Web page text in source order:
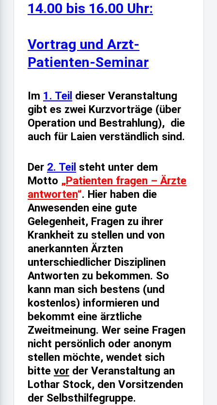
14.00 bis 16.00 Uhr:
Vortrag und Arzt-
Patienten-Seminar
Im 1. Teil dieser Veranstaltung
gibt es zwei Kurzvorträge (über
Operation und Bestrahlung), die
auch für Laien verständlich sind.
Der 2. Teil steht unter dem
Motto „Patienten fragen – Ärzte
antworten“. Hier haben die
Anwesenden eine gute
Gelegenheit, Fragen zu ihrer
Krankheit zu stellen und von
anerkannten Ärzten
unterschiedlicher Disziplinen
Antworten zu bekommen. So
kann man sich bestens (und
kostenlos) informieren und
bekommt eine ärztliche
Zweitmeinung. Wer seine Fragen
nicht persönlich oder anonym
stellen möchte, wendet sich
bitte vor der Veranstaltung an
Lothar Stock, den Vorsitzenden
der Selbsthilfegruppe.